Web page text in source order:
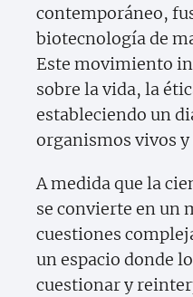
contemporáneo,
biotecnología de
Este movimiento
sobre la vida, la
estableciendo un
organismos vivos y
A medida que la
se convierte en un
cuestiones
un espacio donde
cuestionar y